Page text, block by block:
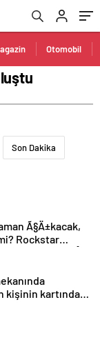
Otomobil
Son Dakika
Ã§Ä±kacak,
Rockstar
6 Ã§Ä±kÄ±Å
kişinin kartından